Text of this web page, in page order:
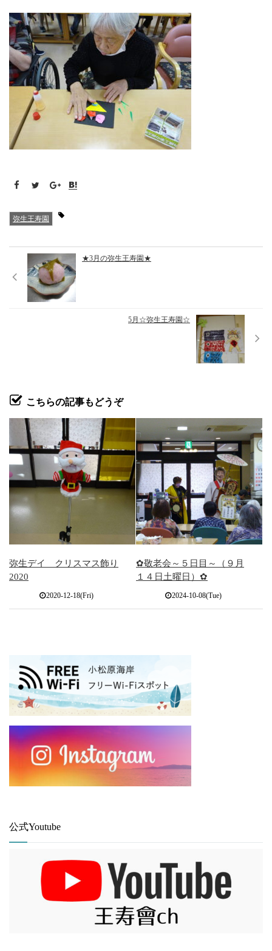
弥生王寿園
★3月の弥生王寿園★
5月☆弥生王寿園☆
こちらの記事もどうぞ
弥生デイ クリスマス飾り
2020
2020-12-18(Fri)
✿敬老会～５日目～（９月
１４日土曜日）✿
2024-10-08(Tue)
公式Youtube